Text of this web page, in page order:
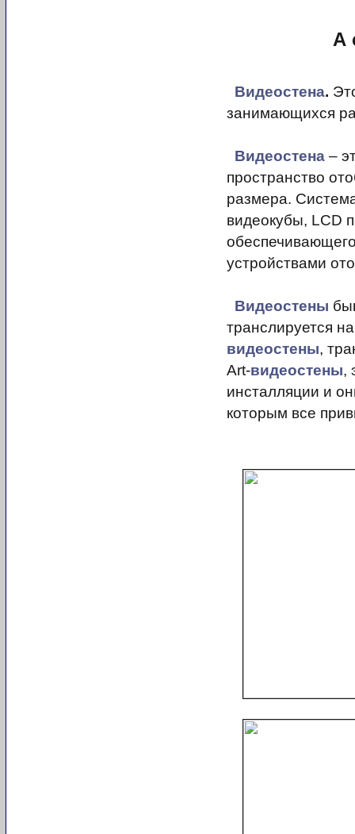
А
Видеостена.
занимающихся
Видеостена –
пространство
размера.
видеокубы, LCD
устройствами
Видеостены
транслируется
видеостены,
Art-видеостены,
инсталляции и
которым все